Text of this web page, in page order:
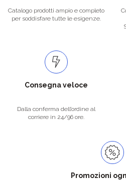
Catalogo prodotti ampio e completo
per soddisfare tutte le esigenze.
Consegna veloce
Dalla conferma dell’ordine al
corriere in 24/96 ore.
Promozioni